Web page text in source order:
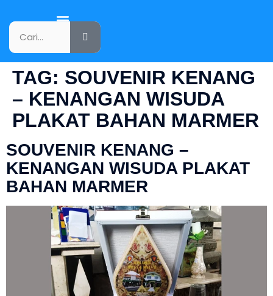
TAG: SOUVENIR KENANG
– KENANGAN WISUDA
PLAKAT BAHAN MARMER
SOUVENIR KENANG –
KENANGAN WISUDA PLAKAT
BAHAN MARMER